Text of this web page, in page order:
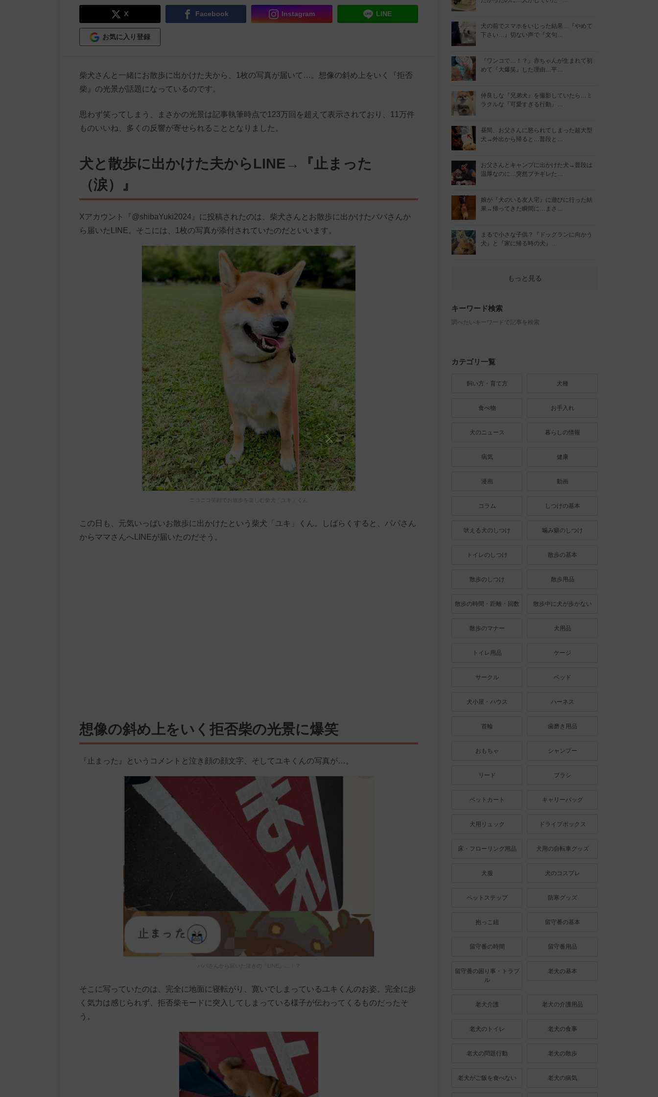
X Facebook Instagram LINE
お気に入り登録
柴犬さんと一緒にお散歩に出かけた夫から、1枚の写真が届いて…。想像の斜め上をいく『拒否
柴』の光景が話題になっているのです。
思わず笑ってしまう、まさかの光景は記事執筆時点で123万回を超えて表示されており、11万件
ものいいね、多くの反響が寄せられることとなりました。
犬と散歩に出かけた夫からLINE→『止まった
（涙）』
Xアカウント『@shibaYuki2024』に投稿されたのは、柴犬さんとお散歩に出かけたパパさんか
ら届いたLINE。そこには、1枚の写真が添付されていたのだといいます。
ニコニコ笑顔でお散歩を楽しむ柴犬「ユキ」くん
この日も、元気いっぱいお散歩に出かけたという柴犬「ユキ」くん。しばらくすると、パパさん
からママさんへLINEが届いたのだそう。
想像の斜め上をいく拒否柴の光景に爆笑
『止まった』というコメントと泣き顔の顔文字、そしてユキくんの写真が…。
パパさんから届いた泣きの『LINE』…！？
そこに写っていたのは、完全に地面に寝転がり、寛いでしまっているユキくんのお姿。完全に歩
く気力は感じられず、拒否柴モードに突入してしまっている様子が伝わってくるものだったそ
う。
犬の前でスマホをいじった結果…『やめて
下さい…』切ない声で『文句…
『ワンコで…！？』赤ちゃんが生まれて初
めて『大爆笑』した理由…平…
仲良しな『兄弟犬』を撮影していたら…ミ
ラクルな『可愛すぎる行動』…
昼間、お父さんに怒られてしまった超大型
犬→外出から帰ると…普段と…
お父さんとキャンプに出かけた犬→普段は
温厚なのに…突然ブチギレた…
娘が『犬のいる友人宅』に遊びに行った結
果→帰ってきた瞬間に…まさ…
まるで小さな子供？『ドッグランに向かう
犬』と『家に帰る時の犬』…
もっと見る
キーワード検索
調べたいキーワードで記事を検索
カテゴリ一覧
飼い方・育て方 犬種
食べ物 お手入れ
犬のニュース 暮らしの情報
病気 健康
漫画 動画
コラム しつけの基本
吠える犬のしつけ 噛み癖のしつけ
トイレのしつけ 散歩の基本
散歩のしつけ 散歩用品
散歩の時間・距離・回数 散歩中に犬が歩かない
散歩のマナー 犬用品
トイレ用品 ケージ
サークル ベッド
犬小屋・ハウス ハーネス
首輪 歯磨き用品
おもちゃ シャンプー
リード ブラシ
ペットカート キャリーバッグ
犬用リュック ドライブボックス
床・フローリング用品 犬用の自転車グッズ
犬服 犬のコスプレ
ペットステップ 防寒グッズ
抱っこ紐 留守番の基本
留守番の時間 留守番用品
留守番の困り事・トラブ
ル
老犬の基本
老犬介護 老犬の介護用品
老犬のトイレ 老犬の食事
老犬の問題行動 老犬の散歩
老犬がご飯を食べない 老犬の病気